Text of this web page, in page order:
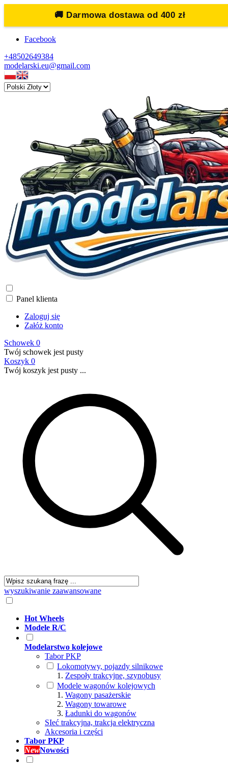
🚚 Darmowa dostawa od 400 zł
Facebook
+48502649384
modelarski.eu@gmail.com
Panel klienta
Zaloguj się
Załóż konto
Schowek 0
Twój schowek jest pusty
Koszyk 0
Twój koszyk jest pusty ...
wyszukiwanie zaawansowane
Hot Wheels
Modele R/C
Modelarstwo kolejowe
Tabor PKP
Lokomotywy, pojazdy silnikowe
Zespoły trakcyjne, szynobusy
Modele wagonów kolejowych
Wagony pasażerskie
Wagony towarowe
Ładunki do wagonów
SIeć trakcyjna, trakcja elektryczna
Akcesoria i części
Tabor PKP
NewNowości